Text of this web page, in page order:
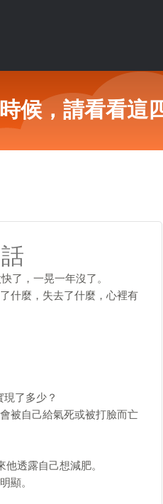
候，請看看這
了，一晃一年沒了。
什麼，失去了什麼，心裡有
了多少？
被自己給氣死或被打臉而亡
透露自己想減肥。
顯。